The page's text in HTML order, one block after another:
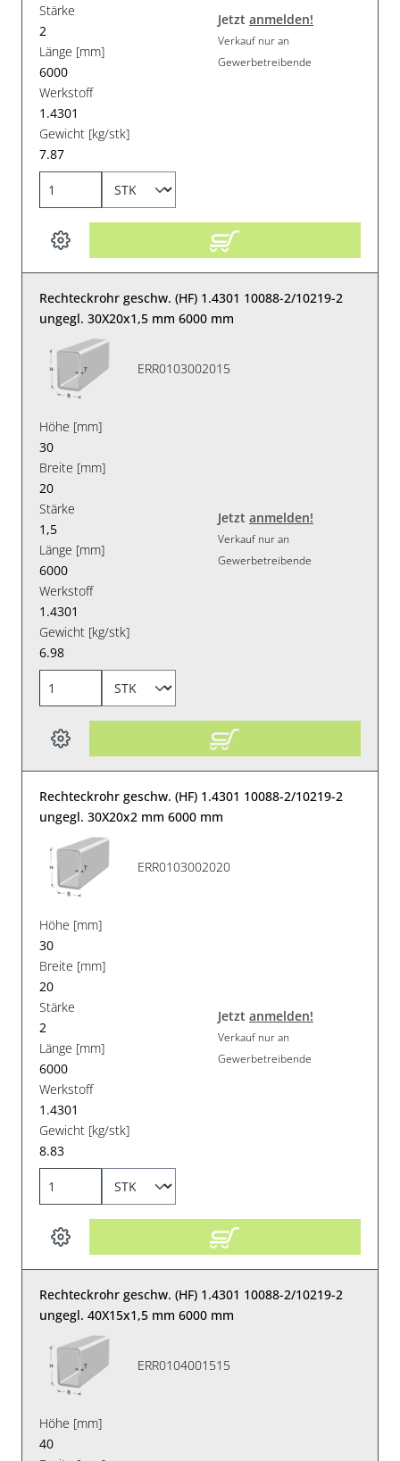
Stärke
2
Länge [mm]
6000
Werkstoff
1.4301
Gewicht [kg/stk]
7.87
Jetzt anmelden!
Verkauf nur an
Gewerbetreibende
Rechteckrohr geschw. (HF) 1.4301 10088-2/10219-2
ungegl. 30X20x1,5 mm 6000 mm
ERR0103002015
Höhe [mm]
30
Breite [mm]
20
Stärke
1,5
Länge [mm]
6000
Werkstoff
1.4301
Gewicht [kg/stk]
6.98
Jetzt anmelden!
Verkauf nur an
Gewerbetreibende
Rechteckrohr geschw. (HF) 1.4301 10088-2/10219-2
ungegl. 30X20x2 mm 6000 mm
ERR0103002020
Höhe [mm]
30
Breite [mm]
20
Stärke
2
Länge [mm]
6000
Werkstoff
1.4301
Gewicht [kg/stk]
8.83
Jetzt anmelden!
Verkauf nur an
Gewerbetreibende
Rechteckrohr geschw. (HF) 1.4301 10088-2/10219-2
ungegl. 40X15x1,5 mm 6000 mm
ERR0104001515
Höhe [mm]
40